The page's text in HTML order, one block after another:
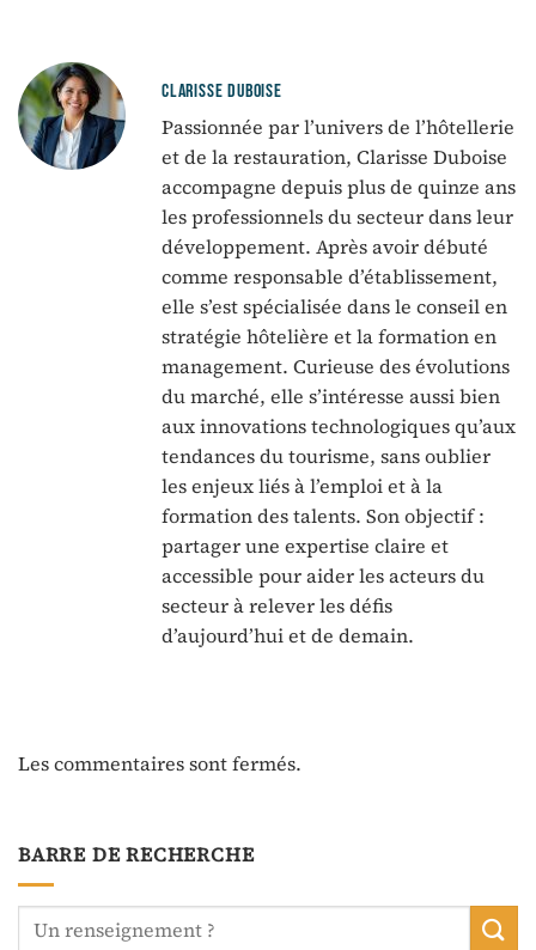
CLARISSE DUBOISE
Passionnée par l’univers de l’hôtellerie
et de la restauration, Clarisse Duboise
accompagne depuis plus de quinze ans
les professionnels du secteur dans leur
développement. Après avoir débuté
comme responsable d’établissement,
elle s’est spécialisée dans le conseil en
stratégie hôtelière et la formation en
management. Curieuse des évolutions
du marché, elle s’intéresse aussi bien
aux innovations technologiques qu’aux
tendances du tourisme, sans oublier
les enjeux liés à l’emploi et à la
formation des talents. Son objectif :
partager une expertise claire et
accessible pour aider les acteurs du
secteur à relever les défis
d’aujourd’hui et de demain.
Les commentaires sont fermés.
BARRE DE RECHERCHE